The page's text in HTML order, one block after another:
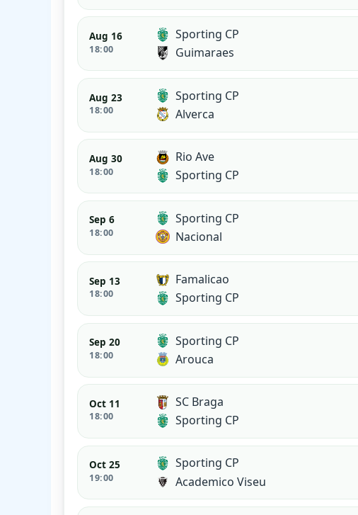
Aug 16
18:00
Sporting CP
Guimaraes
Aug 23
18:00
Sporting CP
Alverca
Aug 30
18:00
Rio Ave
Sporting CP
Sep 6
18:00
Sporting CP
Nacional
Sep 13
18:00
Famalicao
Sporting CP
Sep 20
18:00
Sporting CP
Arouca
Oct 11
18:00
SC Braga
Sporting CP
Oct 25
19:00
Sporting CP
Academico Viseu